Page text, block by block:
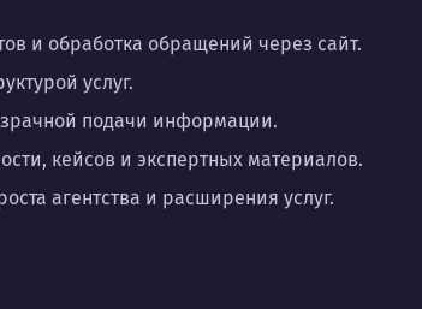
и обработка обращений через сайт.
услуг.
подачи информации.
кейсов и экспертных материалов.
агентства и расширения услуг.